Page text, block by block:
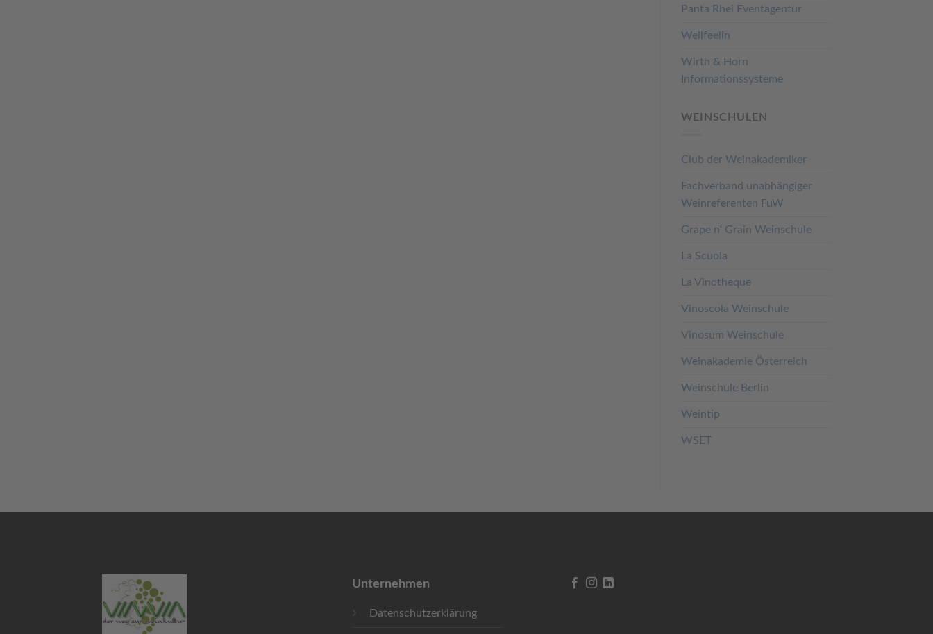
Panta Rhei Eventagentur
Wellfeelin
Wirth & Horn
Informationssysteme
WEINSCHULEN
Club der Weinakademiker
Fachverband unabhängiger
Weinreferenten FuW
Grape n‘ Grain Weinschule
La Scuola
La Vinotheque
Vinoscola Weinschule
Vinosum Weinschule
Weinakademie Österreich
Weinschule Berlin
Weintip
WSET
Unternehmen
Datenschutzerklärung